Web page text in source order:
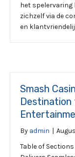
het spelervaring
zichzelf via de
en
Smash
Destination
By admin |
Table of